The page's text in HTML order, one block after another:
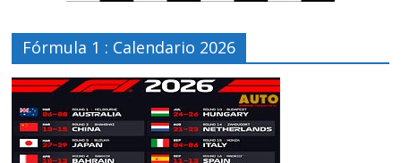
Fórmula 1 : Calendario 2026